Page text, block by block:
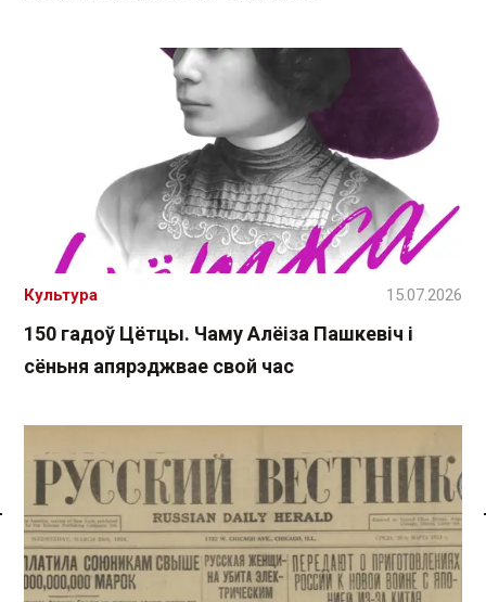
Спасылка без VPN
150 гадоў Цётцы. Чаму Алёіза Пашкевіч і
сёньня апярэджвае свой час
Культура 15.07.2026